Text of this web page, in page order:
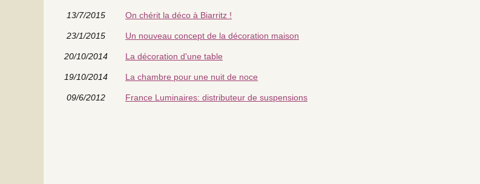
13/7/2015 On chérit la déco à Biarritz !
23/1/2015 Un nouveau concept de la décoration maison
20/10/2014 La décoration d'une table
19/10/2014 La chambre pour une nuit de noce
09/6/2012 France Luminaires: distributeur de suspensions